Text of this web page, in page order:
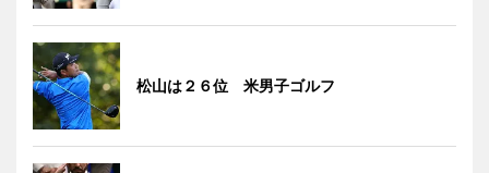
松山は２６位 米男子ゴルフ